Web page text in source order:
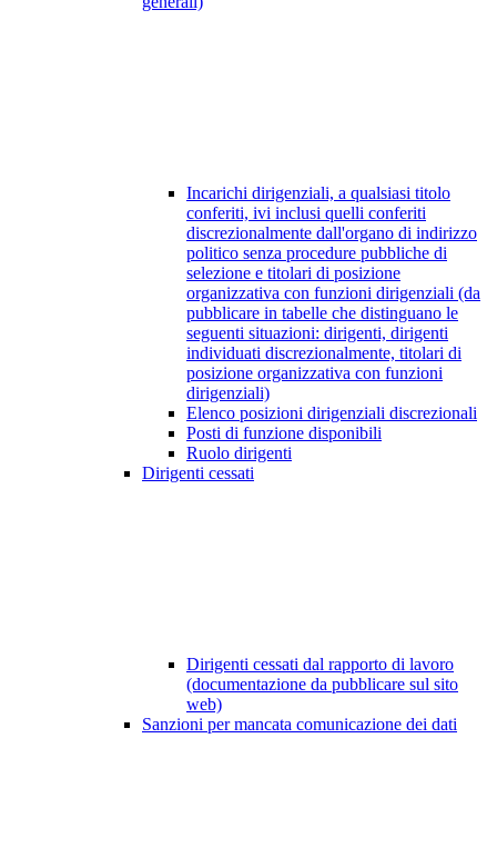
Incarichi dirigenziali, a qualsiasi titolo
conferiti, ivi inclusi quelli conferiti
discrezionalmente dall'organo di indirizzo
politico senza procedure pubbliche di
selezione e titolari di posizione
organizzativa con funzioni dirigenziali (da
pubblicare in tabelle che distinguano le
seguenti situazioni: dirigenti, dirigenti
individuati discrezionalmente, titolari di
posizione organizzativa con funzioni
dirigenziali)
Elenco posizioni dirigenziali discrezionali
Posti di funzione disponibili
Ruolo dirigenti
Dirigenti cessati
Dirigenti cessati dal rapporto di lavoro
(documentazione da pubblicare sul sito
web)
Sanzioni per mancata comunicazione dei dati